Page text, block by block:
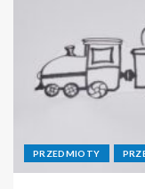
PRZEDMIOTY